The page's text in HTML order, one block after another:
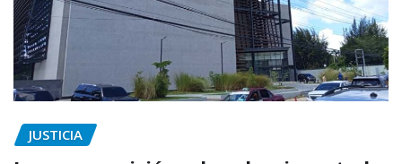
JUSTICIA